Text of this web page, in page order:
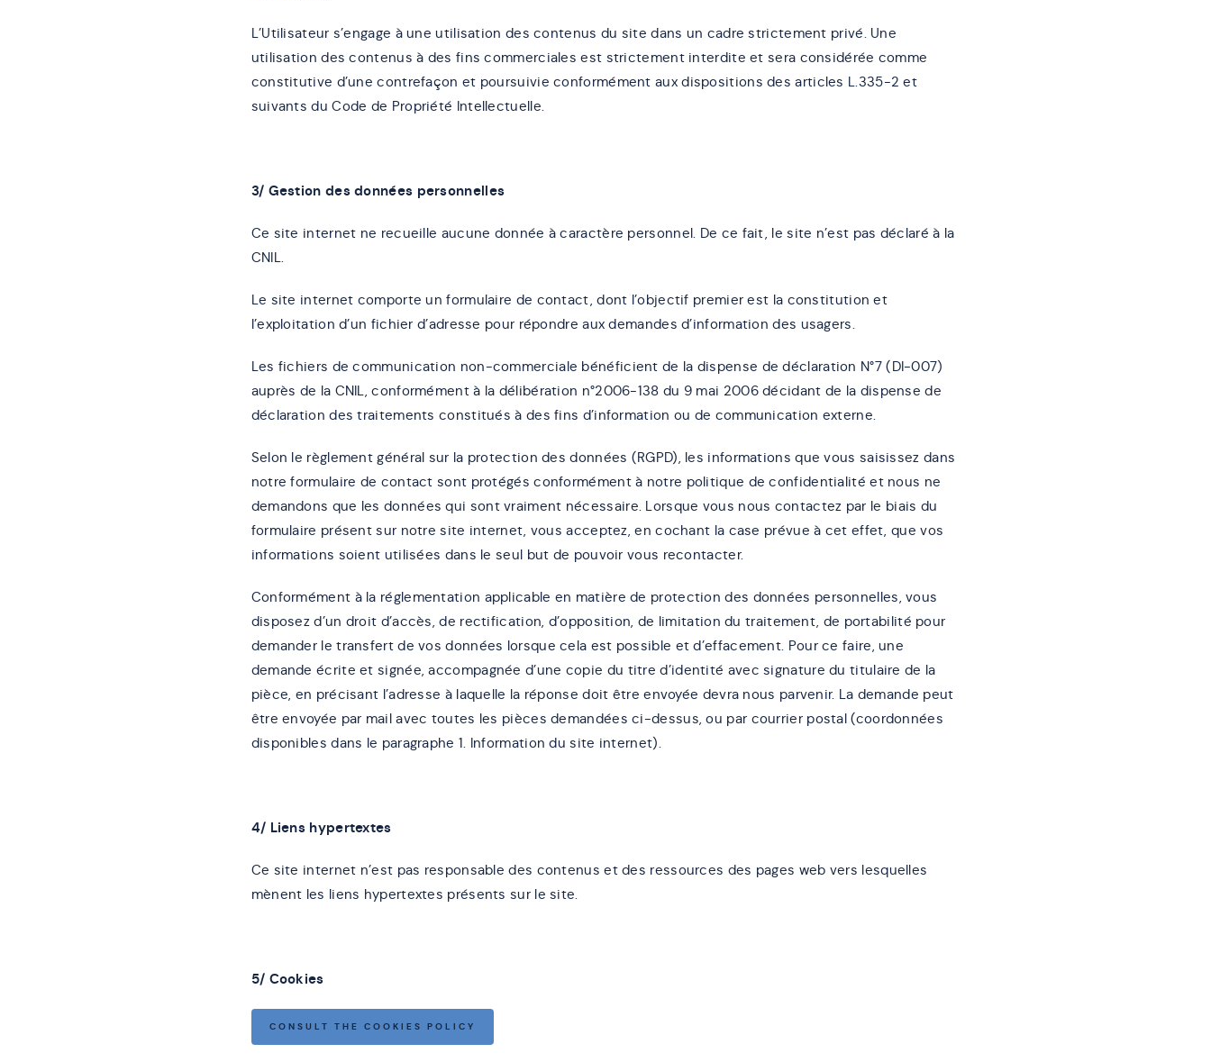
L’Utilisateur s’engage à une utilisation des contenus du site dans un cadre strictement privé. Une
utilisation des contenus à des fins commerciales est strictement interdite et sera considérée comme
constitutive d’une contrefaçon et poursuivie conformément aux dispositions des articles L.335-2 et
suivants du Code de Propriété Intellectuelle.
3/ Gestion des données personnelles
Ce site internet ne recueille aucune donnée à caractère personnel. De ce fait, le site n’est pas déclaré à la
CNIL.
Le site internet comporte un formulaire de contact, dont l’objectif premier est la constitution et
l’exploitation d’un fichier d’adresse pour répondre aux demandes d’information des usagers.
Les fichiers de communication non-commerciale bénéficient de la dispense de déclaration N°7 (DI-007)
auprès de la CNIL, conformément à la délibération n°2006-138 du 9 mai 2006 décidant de la dispense de
déclaration des traitements constitués à des fins d’information ou de communication externe.
Selon le règlement général sur la protection des données (RGPD), les informations que vous saisissez dans
notre formulaire de contact sont protégés conformément à notre politique de confidentialité et nous ne
demandons que les données qui sont vraiment nécessaire. Lorsque vous nous contactez par le biais du
formulaire présent sur notre site internet, vous acceptez, en cochant la case prévue à cet effet, que vos
informations soient utilisées dans le seul but de pouvoir vous recontacter.
Conformément à la réglementation applicable en matière de protection des données personnelles, vous
disposez d’un droit d’accès, de rectification, d’opposition, de limitation du traitement, de portabilité pour
demander le transfert de vos données lorsque cela est possible et d’effacement. Pour ce faire, une
demande écrite et signée, accompagnée d’une copie du titre d’identité avec signature du titulaire de la
pièce, en précisant l’adresse à laquelle la réponse doit être envoyée devra nous parvenir. La demande peut
être envoyée par mail avec toutes les pièces demandées ci-dessus, ou par courrier postal (coordonnées
disponibles dans le paragraphe 1. Information du site internet).
4/ Liens hypertextes
Ce site internet n’est pas responsable des contenus et des ressources des pages web vers lesquelles
mènent les liens hypertextes présents sur le site.
5/ Cookies
CONSULT THE COOKIES POLICY